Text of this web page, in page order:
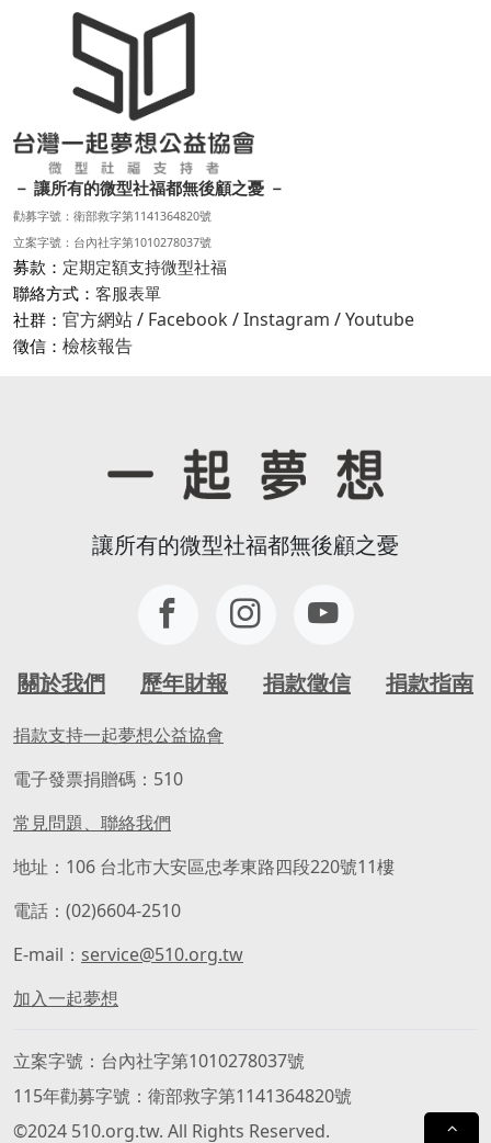
⌃
－ 讓所有的微型社福都無後顧之憂 －
勸募字號：衛部救字第1141364820號
立案字號：台內社字第1010278037號
募款： 定期定額支持微型社福
聯絡方式： 客服表單
社群： 官方網站/ Facebook/Instagram /Youtube
徵信： 檢核報告
讓所有的微型社福都無後顧之憂
關於我們 歷年財報 捐款徵信 捐款指南
捐款支持一起夢想公益協會
電子發票捐贈碼：510
常見問題、聯絡我們
地址：106 台北市大安區忠孝東路四段220號11樓
電話：(02)6604-2510
E-mail： service@510.org.tw
加入一起夢想
立案字號
台內社字第1010278037號
115年勸募字號
衛部救字第1141364820號
©2024 510.org.tw. All Rights Reserved.